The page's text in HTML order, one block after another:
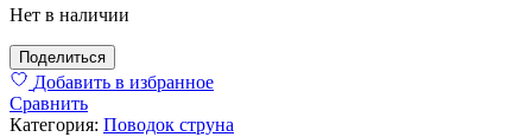
Нет в наличии
Поделиться
Добавить в избранное
Сравнить
Категория: Поводок струна